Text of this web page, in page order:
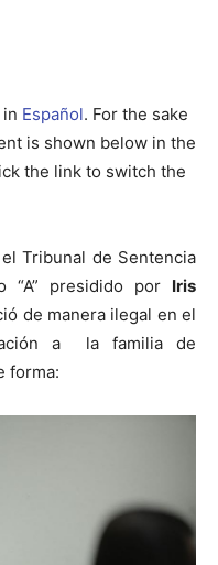
Español. For the sake
is shown below in the
the link to switch the
Tribunal de Sentencia
“A” presidido por Iris
de manera ilegal en el
a la familia de
forma: